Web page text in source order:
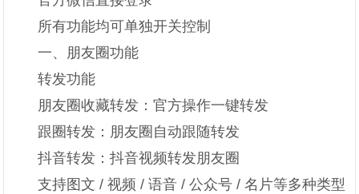
所有功能均可单独开关控制
一、朋友圈功能
转发功能
朋友圈收藏转发：官方操作一键转发
跟圈转发：朋友圈自动跟随转发
抖音转发：抖音视频转发朋友圈
支持图文 / 视频 / 语音 / 公众号 / 名片等多种类型